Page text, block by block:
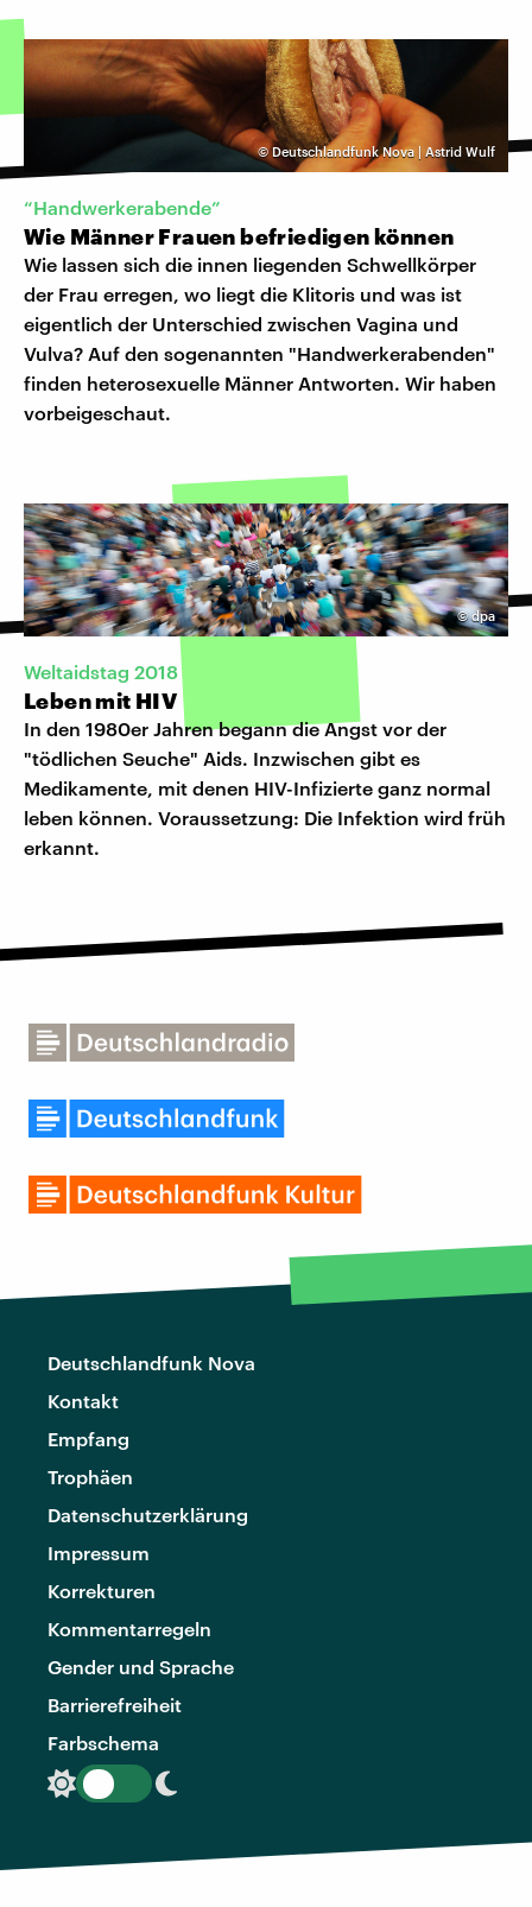
©Deutschlandfunk Nova | Astrid Wulf
“Handwerkerabende”
Wie Männer Frauen befriedigen können
Wie lassen sich die innen liegenden Schwellkörper
der Frau erregen, wo liegt die Klitoris und was ist
eigentlich der Unterschied zwischen Vagina und
Vulva? Auf den sogenannten "Handwerkerabenden"
finden heterosexuelle Männer Antworten. Wir haben
vorbeigeschaut.
©dpa
Weltaidstag 2018
Leben mit HIV
In den 1980er Jahren begann die Angst vor der
"tödlichen Seuche" Aids. Inzwischen gibt es
Medikamente, mit denen HIV-Infizierte ganz normal
leben können. Voraussetzung: Die Infektion wird früh
erkannt.
Deutschlandfunk Nova
Kontakt
Empfang
Trophäen
Datenschutzerklärung
Impressum
Korrekturen
Kommentarregeln
Gender und Sprache
Barrierefreiheit
Farbschema